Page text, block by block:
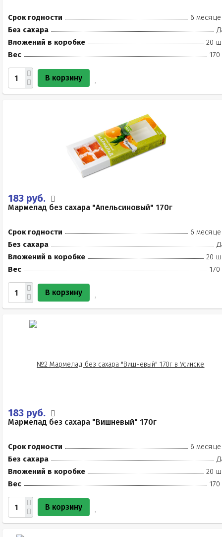
Срок годности
6
Без сахара
Вложений в коробке
20
Вес
170
В корзину
183 руб.
Мармелад без сахара "Апельсиновый" 170г
Срок годности
6
Без сахара
Вложений в коробке
20
Вес
170
В корзину
183 руб.
Мармелад без сахара "Вишневый" 170г
Срок годности
6
Без сахара
Вложений в коробке
20
Вес
170
В корзину